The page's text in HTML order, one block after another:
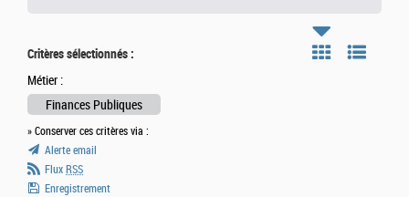
Critères sélectionnés :
Métier :
Finances Publiques
» Conserver ces critères via :
Alerte email
Flux RSS
Enregistrement